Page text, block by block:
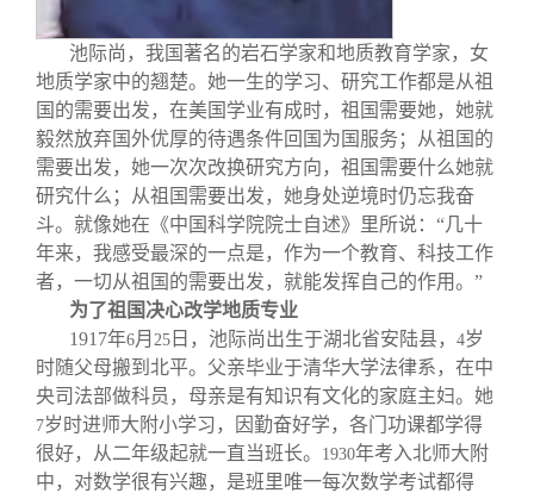
池际尚，我国著名的岩石学家和地质教育学家，女
地质学家中的翘楚。她一生的学习、研究工作都是从祖
国的需要出发，在美国学业有成时，祖国需要她，她就
毅然放弃国外优厚的待遇条件回国为国服务；从祖国的
需要出发，她一次次改换研究方向，祖国需要什么她就
研究什么；从祖国需要出发，她身处逆境时仍忘我奋
斗。就像她在《中国科学院院士自述》里所说：“几十
年来，我感受最深的一点是，作为一个教育、科技工作
者，一切从祖国的需要出发，就能发挥自己的作用。”
为了祖国决心改学地质专业
1917年6月 25 日，池际尚出生于湖北省安陆县， 4岁
时随父母搬到北平。父亲毕业于清华大学法律系，在中
央司法部做科员，母亲是有知识有文化的家庭主妇。她
7岁时进师大附小学习，因勤奋好学，各门功课都学得
很好，从二年级起就一直当班长。
1930年考入北师大附
中，对数学很有兴趣，是班里唯一每次数学考试都得